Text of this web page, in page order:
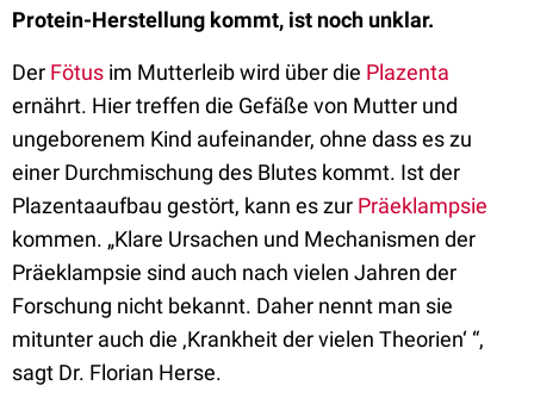
Protein-Herstellung kommt, ist noch unklar.
Der Fötus im Mutterleib wird über die Plazenta
ernährt. Hier treffen die Gefäße von Mutter und
ungeborenem Kind aufeinander, ohne dass es zu
einer Durchmischung des Blutes kommt. Ist der
Plazentaaufbau gestört, kann es zur Präeklampsie
kommen. „Klare Ursachen und Mechanismen der
Präeklampsie sind auch nach vielen Jahren der
Forschung nicht bekannt. Daher nennt man sie
mitunter auch die ‚Krankheit der vielen Theorien‘ “,
sagt Dr. Florian Herse.